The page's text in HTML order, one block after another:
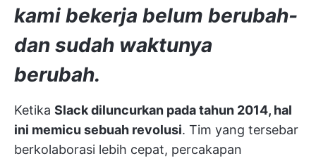
kami bekerja belum berubah-
dan sudah waktunya
berubah.
Ketika Slack diluncurkan pada tahun 2014, hal
ini memicu sebuah revolusi. Tim yang tersebar
berkolaborasi lebih cepat, percakapan